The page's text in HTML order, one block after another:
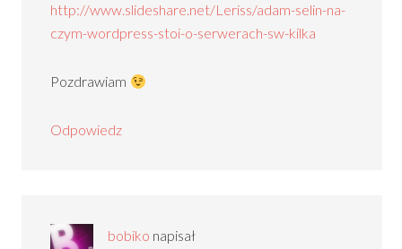
http://www.slideshare.net/Leriss/adam-selin-na-
czym-wordpress-stoi-o-serwerach-sw-kilka
Pozdrawiam
Odpowiedz
bobiko napisał